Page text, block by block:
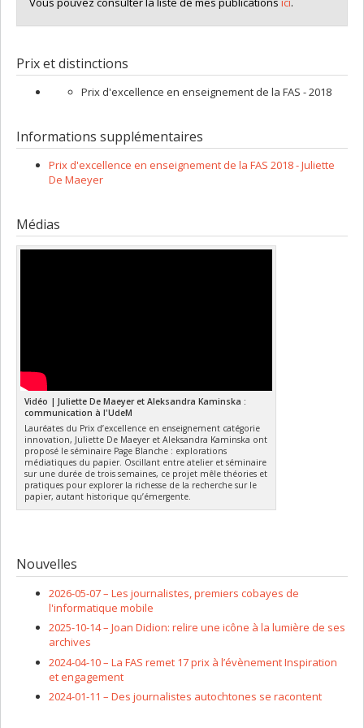
recherche institutionnelle
Prix et distinctions
Prix d'excellence en enseignement de la FAS - 2018
Informations supplémentaires
Prix d'excellence en enseignement de la FAS 2018 - Juliette
De Maeyer
Médias
Vidéo | Juliette De Maeyer et Aleksandra Kaminska :
communication à l'UdeM
Lauréates du Prix d’excellence en enseignement catégorie
innovation, Juliette De Maeyer et Aleksandra Kaminska ont
proposé le séminaire Page Blanche : explorations
médiatiques du papier. Oscillant entre atelier et séminaire
sur une durée de trois semaines, ce projet mêle théories et
pratiques pour explorer la richesse de la recherche sur le
papier, autant historique qu’émergente.
Nouvelles
2026-05-07 – Les journalistes, premiers cobayes de
l'informatique mobile
2025-10-14 – Joan Didion: relire une icône à la lumière de ses
archives
2024-04-10 – La FAS remet 17 prix à l’évènement Inspiration
et engagement
2024-01-11 – Des journalistes autochtones se racontent